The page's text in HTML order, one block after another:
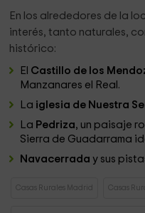
En los alrededores de la
interés, tanto naturales,
histórico:
El Castillo de los
Manzanares el Real.
La iglesia de Nuestra
La Pedriza, un paisaje
Sierra de Guadarrama
Navacerrada y sus
Casas Rurales Madrid Casas